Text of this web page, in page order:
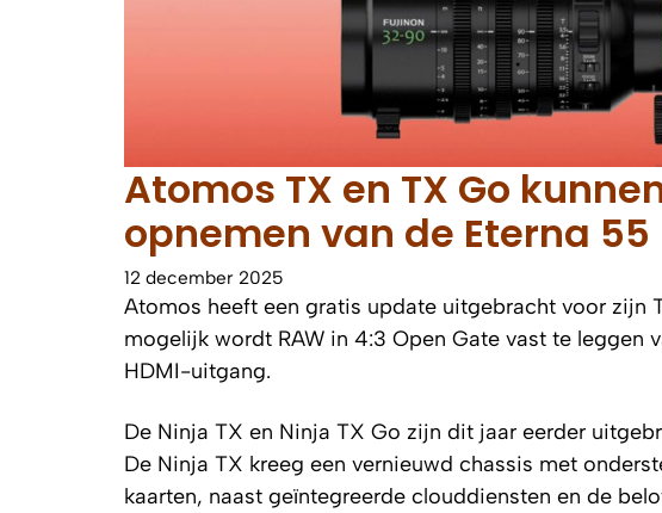
Atomos TX en TX Go
opnemen van de Eterna 55
12 december 2025
Atomos heeft een gratis update uitgebracht voor
mogelijk wordt RAW in 4:3 Open Gate vast te
HDMI-uitgang.
De Ninja TX en Ninja TX Go zijn dit jaar eerder
De Ninja TX kreeg een vernieuwd chassis met
kaarten, naast geïntegreerde clouddiensten en de